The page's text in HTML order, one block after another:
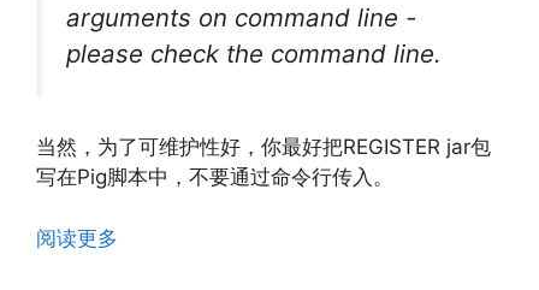
arguments on command line -
please check the command line.
当然，为了可维护性好，你最好把REGISTER jar包
写在Pig脚本中，不要通过命令行传入。
阅读更多